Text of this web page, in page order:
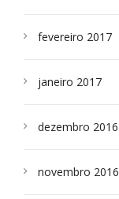
fevereiro 2017
janeiro 2017
dezembro 2016
novembro 2016